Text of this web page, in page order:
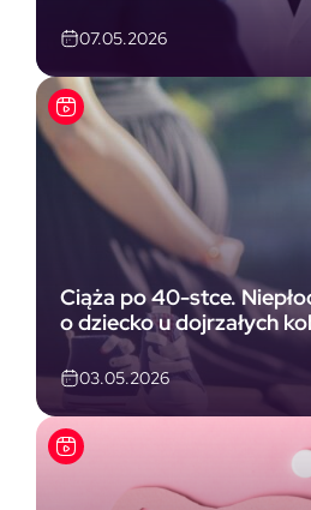
07.05.2026
Ciąża po 40-stce.
o dziecko u dojrzałych
03.05.2026